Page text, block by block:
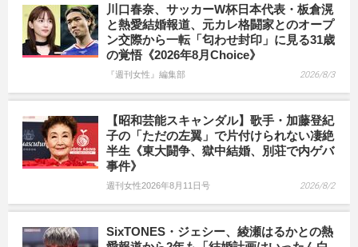
川口春奈、サッカーW杯日本代表・板倉滉
と熱愛結婚報道、元カレ格闘家とのオープ
ン交際から一転「匂わせ封印」に見る31歳
の覚悟《2026年8月Choice》
『週刊女性』編集部 2026/8/3
【昭和芸能スキャンダル】歌手・加藤登紀
子の「ただの左翼」で片付けられない凄絶
半生《東大闘争、獄中結婚、別荘で内ゲバ
事件》
週刊女性2026年8月11日号 2026/8/2
SixTONES・ジェシー、綾瀬はるかとの熱